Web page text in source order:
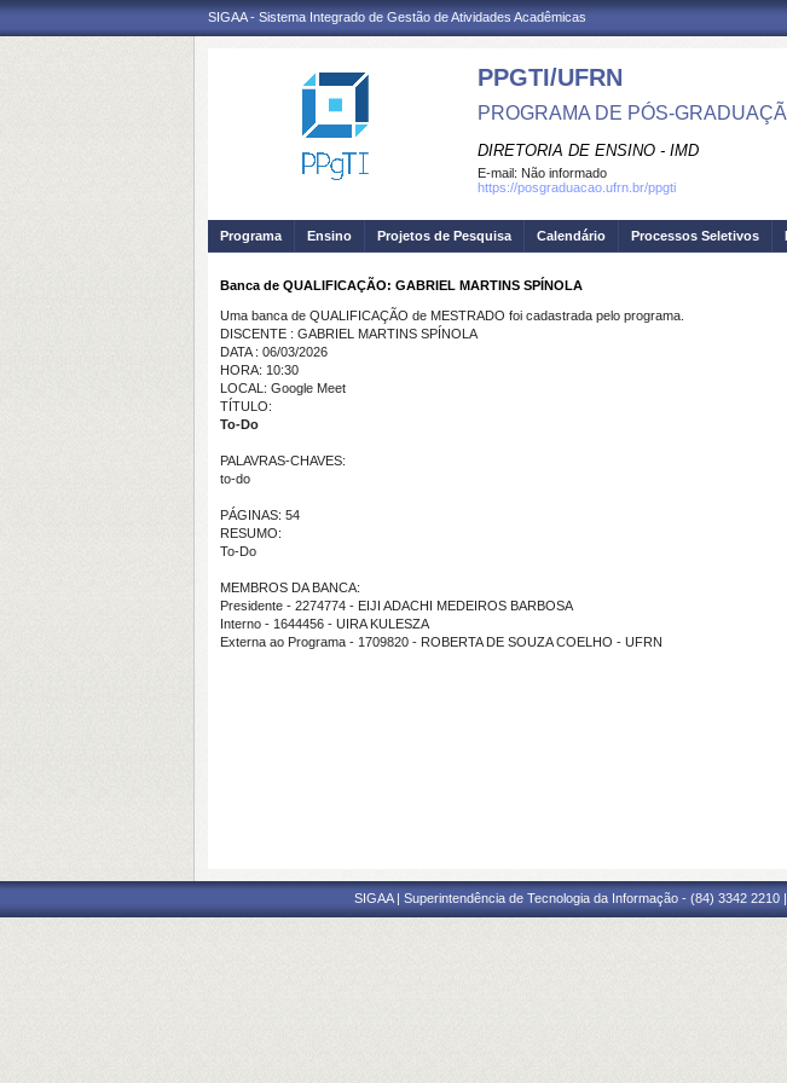
SIGAA - Sistema Integrado de Gestão de Atividades Acadêmicas
PPGTI/UFRN
PROGRAMA DE PÓS-
DIRETORIA DE ENSINO - IMD
E-mail: Não informado
https://posgraduacao.ufrn.br/ppgti
Programa Ensino Projetos de Pesquisa Calendário Processos Seletivos
Banca de QUALIFICAÇÃO: GABRIEL MARTINS SPÍNOLA
Uma banca de QUALIFICAÇÃO de MESTRADO foi cadastrada pelo programa.
DISCENTE : GABRIEL MARTINS SPÍNOLA
DATA : 06/03/2026
HORA: 10:30
LOCAL: Google Meet
TÍTULO:
To-Do
PALAVRAS-CHAVES:
to-do
PÁGINAS: 54
RESUMO:
To-Do
MEMBROS DA BANCA:
Presidente - 2274774 - EIJI ADACHI MEDEIROS BARBOSA
Interno - 1644456 - UIRA KULESZA
Externa ao Programa - 1709820 - ROBERTA DE SOUZA COELHO - UFRN
SIGAA | Superintendência de Tecnologia da Informação - (84) 3342